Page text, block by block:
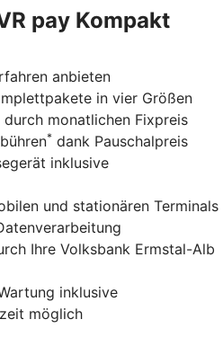
pay Kompakt
anbieten
in vier Größen
monatlichen Fixpreis
* dank Pauschalpreis
inklusive
und stationären Terminals
Ihre Volksbank Ermstal-Alb
inklusive
möglich